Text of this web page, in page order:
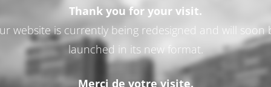
Thank you for your visit.
website is currently being redesigned and will soon
launched in its new format.
Merci de votre visite.